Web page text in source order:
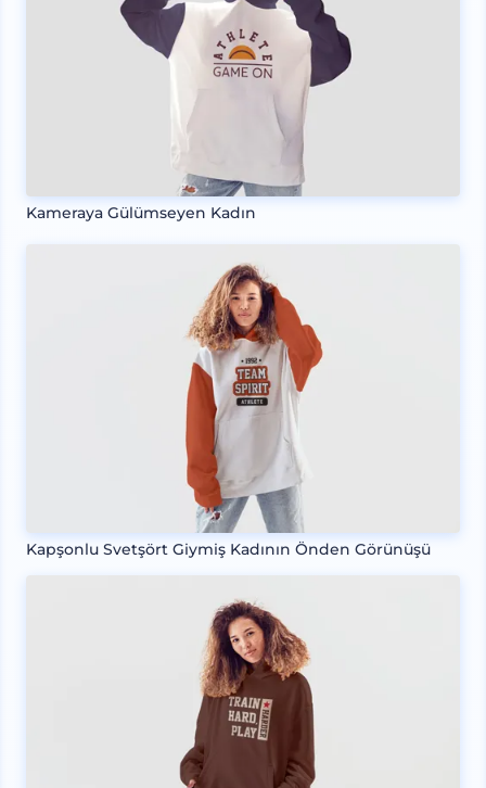
Kameraya Gülümseyen Kadın
Kapşonlu Svetşört Giymiş Kadının Önden Görünüşü